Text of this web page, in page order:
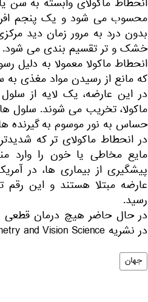
بدون درد به مرور زمان دید
خشک و تر تقسیم بندی می شود.
انحطاط ماکولا معمولا به
که مانع از رسیدن مواد مغذی
حساس به نور موسوم به گیرنده
در انحطاط ماکولای تر که
مایع مخاطی یا خون را وارد
رسید.
در حال حاضر هیچ درمان قطعی
در نشریه Optometry and Vision Science منتشر شده است.
جهان